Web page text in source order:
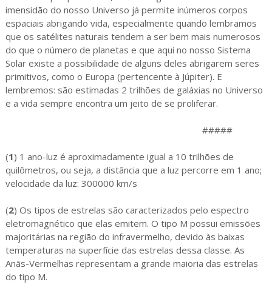
imensidão do nosso Universo já permite inúmeros corpos
espaciais abrigando vida, especialmente quando lembramos
que os satélites naturais tendem a ser bem mais numerosos
do que o número de planetas e que aqui no nosso Sistema
Solar existe a possibilidade de alguns deles abrigarem seres
primitivos, como o Europa (pertencente à Júpiter). E
lembremos: são estimadas 2 trilhões de galáxias no Universo
e a vida sempre encontra um jeito de se proliferar.
#####
(1) 1 ano-luz é aproximadamente igual a 10 trilhões de
quilômetros, ou seja, a distância que a luz percorre em 1 ano;
velocidade da luz: 300000 km/s
(2) Os tipos de estrelas são caracterizados pelo espectro
eletromagnético que elas emitem. O tipo M possui emissões
majoritárias na região do infravermelho, devido às baixas
temperaturas na superfície das estrelas dessa classe. As
Anãs-Vermelhas representam a grande maioria das estrelas
do tipo M.